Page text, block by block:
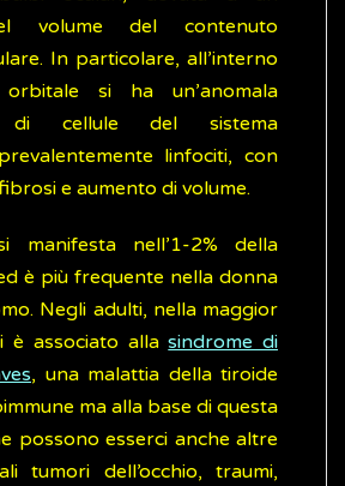
volume del contenuto
In particolare, all’interno
si ha un’anomala
di cellule del sistema
linfociti, con
e aumento di volume.
manifesta nell’1-2% della
è più frequente nella donna
Negli adulti, nella maggior
è associato allasindrome di
, una malattia della tiroide
ma alla base di questa
possono esserci anche altre
tumori dell’occhio, traumi,